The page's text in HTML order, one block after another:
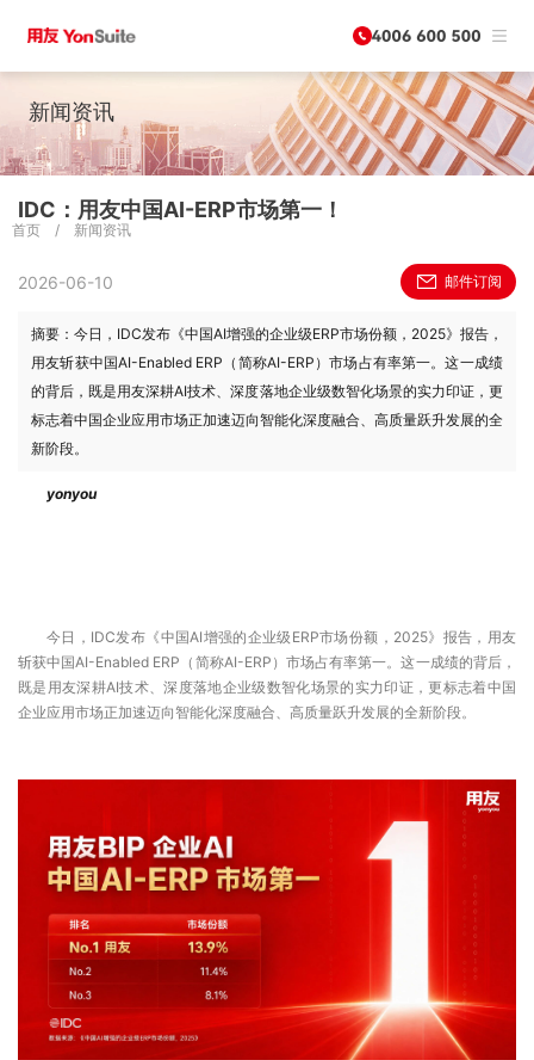
新闻资讯
首页 / 新闻资讯
IDC：用友中国AI-ERP市场第一！
2026-06-10 邮件订阅
摘要：今日，IDC发布《中国AI增强的企业级ERP市场份额，2025》报告，
用友斩获中国AI-Enabled ERP（简称AI-ERP）市场占有率第一。这一成绩
的背后，既是用友深耕AI技术、深度落地企业级数智化场景的实力印证，更
标志着中国企业应用市场正加速迈向智能化深度融合、高质量跃升发展的全
新阶段。
yonyou
今日，IDC发布《中国AI增强的企业级ERP市场份额，2025》报告，用友
斩获中国AI-Enabled ERP（简称AI-ERP）市场占有率第一。这一成绩的背后，
既是用友深耕AI技术、深度落地企业级数智化场景的实力印证，更标志着中国
企业应用市场正加速迈向智能化深度融合、高质量跃升发展的全新阶段。